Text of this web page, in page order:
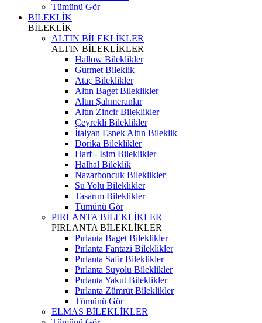
Tümünü Gör
BİLEKLİK
BİLEKLİK
ALTIN BİLEKLİKLER
ALTIN BİLEKLİKLER
Hallow Bileklikler
Gurmet Bileklik
Ataç Bileklikler
Altın Baget Bileklikler
Altın Şahmeranlar
Altın Zincir Bileklikler
Çeyrekli Bileklikler
İtalyan Esnek Altın Bileklik
Dorika Bileklikler
Harf - İsim Bileklikler
Halhal Bileklik
Nazarboncuk Bileklikler
Su Yolu Bileklikler
Tasarım Bileklikler
Tümünü Gör
PIRLANTA BİLEKLİKLER
PIRLANTA BİLEKLİKLER
Pırlanta Baget Bileklikler
Pırlanta Fantazi Bileklikler
Pırlanta Safir Bileklikler
Pırlanta Suyolu Bileklikler
Pırlanta Yakut Bileklikler
Pırlanta Zümrüt Bileklikler
Tümünü Gör
ELMAS BİLEKLİKLER